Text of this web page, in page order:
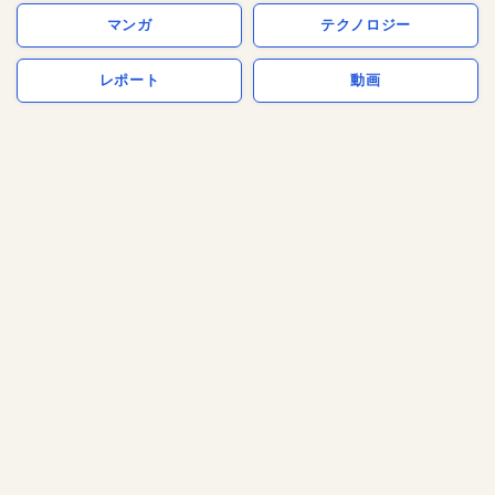
マンガ テクノロジー
レポート 動画